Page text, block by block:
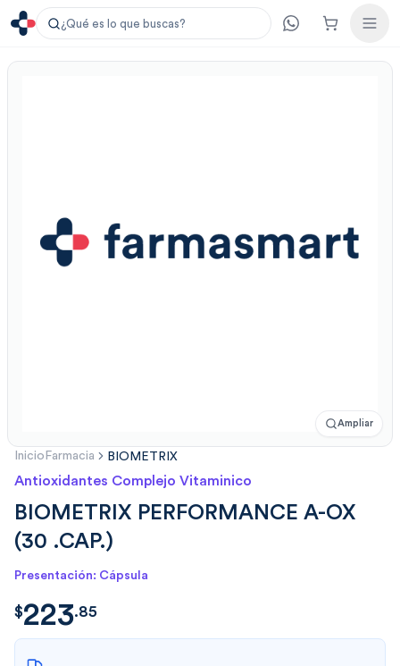
¿Qué es lo que buscas?
Ampliar
Inicio Farmacia BIOMETRIX
Antioxidantes Complejo Vitaminico
BIOMETRIX PERFORMANCE A-OX
(30 .CAP.)
Presentación: Cápsula
$223.858424
$223.85